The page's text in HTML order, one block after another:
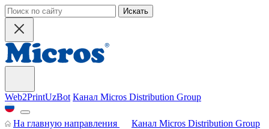
Искать
Web2PrintUzBot Канал Micros Distribution Group
На главную направления
Канал Micros Distribution Group